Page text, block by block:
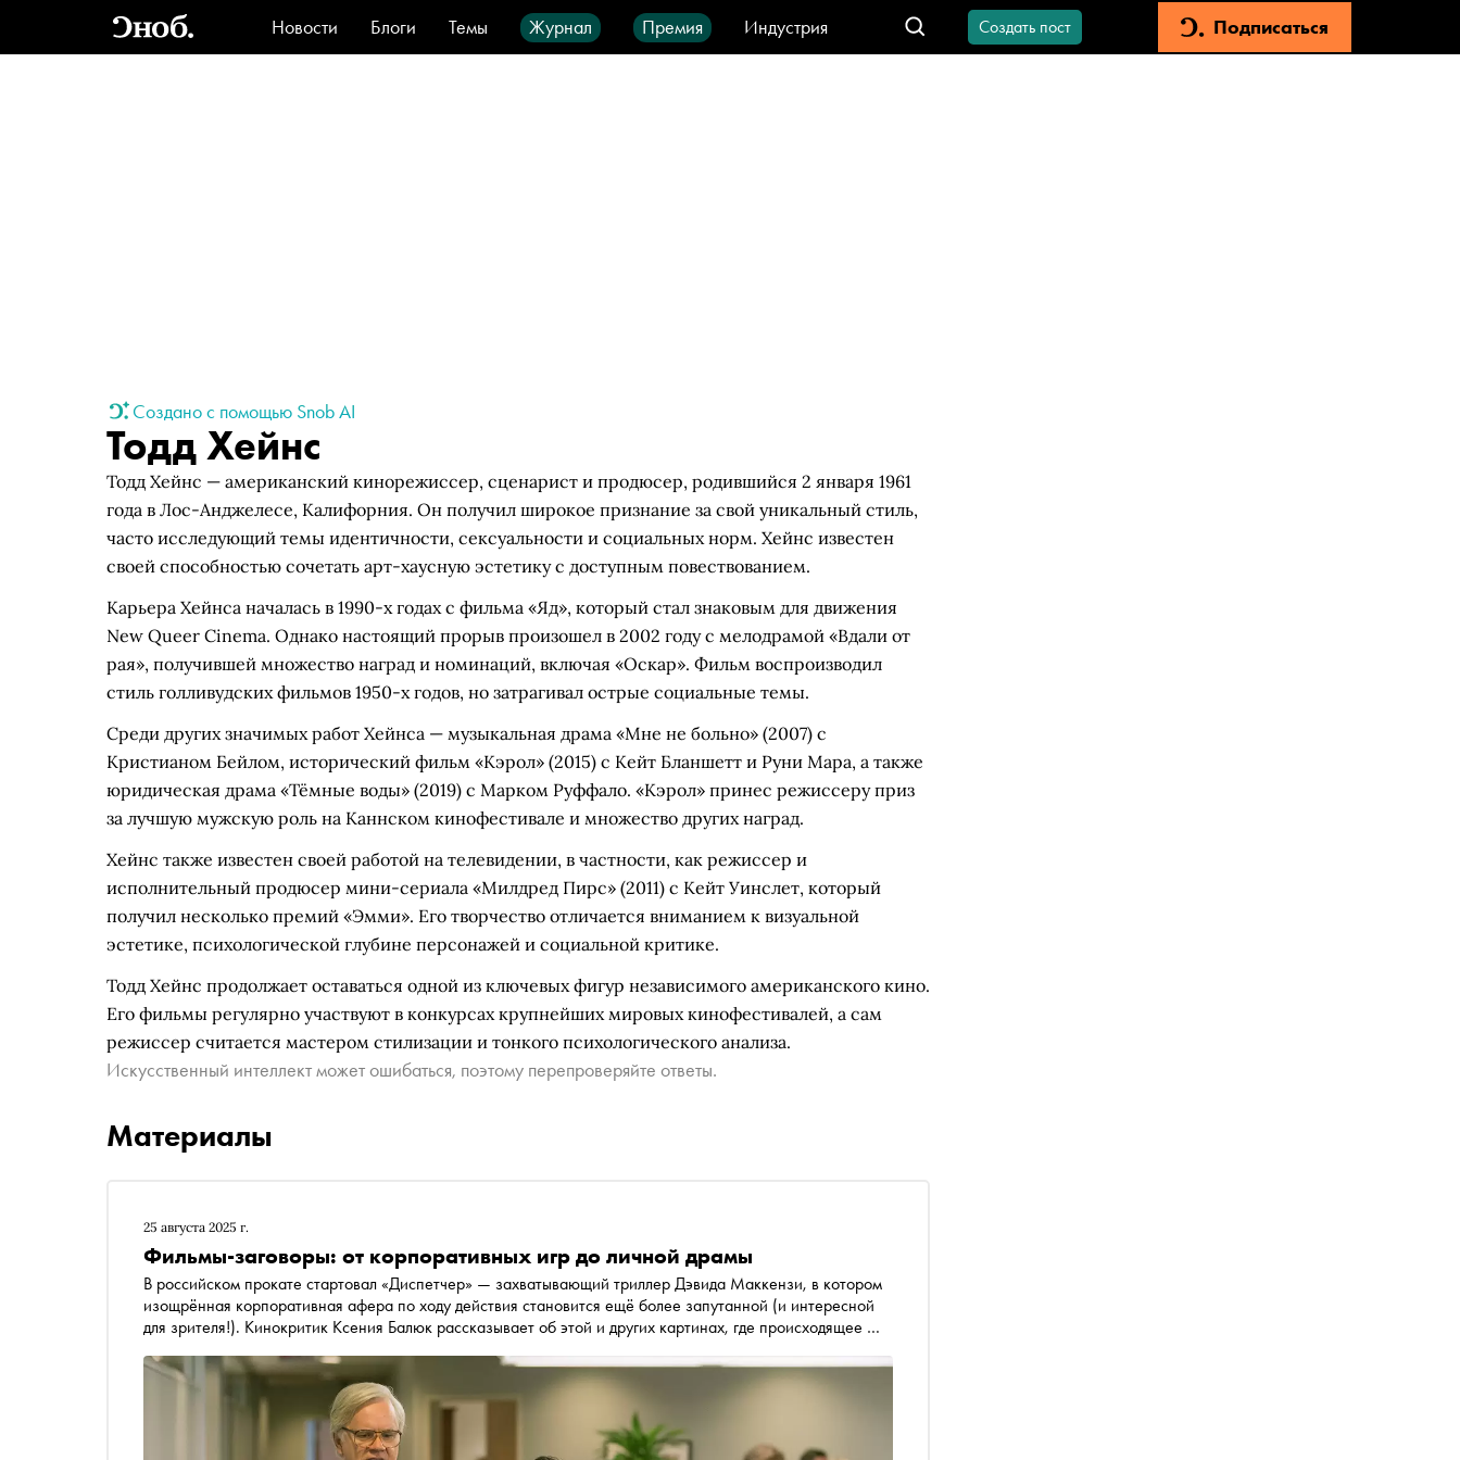
Новости Блоги Темы Журнал Премия
Индустрия
Стиль
Видео Город IT-продукты
Создать пост Подписаться
Создано с помощью Snob AI
Тодд Хейнс
Тодд Хейнс — американский кинорежиссер, сценарист и продюсер, родившийся 2 января 1961
года в Лос-Анджелесе, Калифорния. Он получил широкое признание за свой уникальный стиль,
часто исследующий темы идентичности, сексуальности и социальных норм. Хейнс известен
своей способностью сочетать арт-хаусную эстетику с доступным повествованием.
Карьера Хейнса началась в 1990-х годах с фильма «Яд», который стал знаковым для движения
New Queer Cinema. Однако настоящий прорыв произошел в 2002 году с мелодрамой «Вдали от
рая», получившей множество наград и номинаций, включая «Оскар». Фильм воспроизводил
стиль голливудских фильмов 1950-х годов, но затрагивал острые социальные темы.
Среди других значимых работ Хейнса — музыкальная драма «Мне не больно» (2007) с
Кристианом Бейлом, исторический фильм «Кэрол» (2015) с Кейт Бланшетт и Руни Мара, а также
юридическая драма «Тёмные воды» (2019) с Марком Руффало. «Кэрол» принес режиссеру приз
за лучшую мужскую роль на Каннском кинофестивале и множество других наград.
Хейнс также известен своей работой на телевидении, в частности, как режиссер и
исполнительный продюсер мини-сериала «Милдред Пирс» (2011) с Кейт Уинслет, который
получил несколько премий «Эмми». Его творчество отличается вниманием к визуальной
эстетике, психологической глубине персонажей и социальной критике.
Тодд Хейнс продолжает оставаться одной из ключевых фигур независимого американского кино.
Его фильмы регулярно участвуют в конкурсах крупнейших мировых кинофестивалей, а сам
режиссер считается мастером стилизации и тонкого психологического анализа.
Искусственный интеллект может ошибаться, поэтому перепроверяйте ответы.
Материалы
25 августа 2025 г.
Фильмы-заговоры: от корпоративных игр до личной драмы
В российском прокате стартовал «Диспетчер» — захватывающий триллер Дэвида Маккензи, в котором
изощрённая корпоративная афера по ходу действия становится ещё более запутанной (и интересной
для зрителя!). Кинокритик Ксения Балюк рассказывает об этой и других картинах, где происходящее —